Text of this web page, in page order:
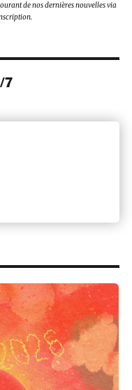
de nos dernières nouvelles via
7